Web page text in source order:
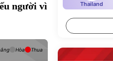
người vì
Hòa Thua
Thailand